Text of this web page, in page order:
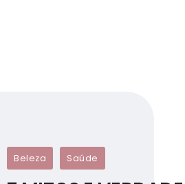
Beleza Saúde